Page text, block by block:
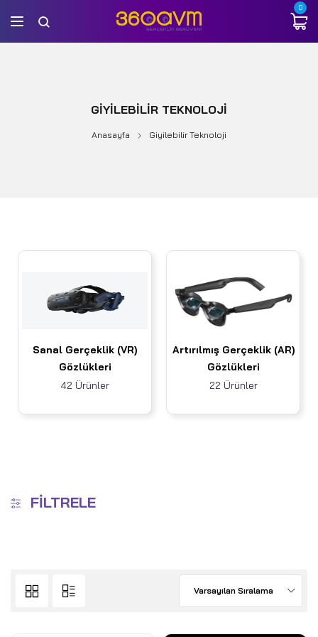
0
GIYILEBILIR TEKNOLOJI
Anasayfa Giyilebilir Teknoloji
Sanal Gerçeklik (VR)
Gözlükleri
42 Ürünler
Artırılmış Gerçeklik (AR)
Gözlükleri
22 Ürünler
FILTRELE
Varsayılan Sıralama